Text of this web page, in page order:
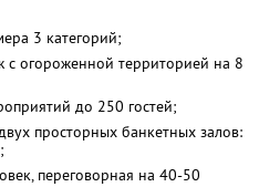
3 категорий;
с огороженной территорией на 8
до 250 гостей;
просторных банкетных залов:
переговорная на 40-50